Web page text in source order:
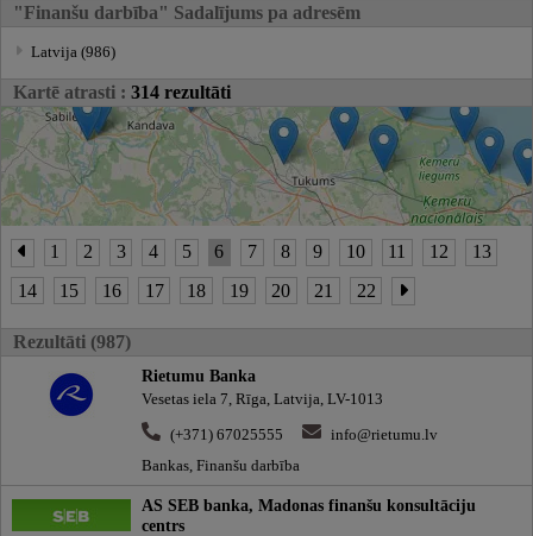
"Finanšu darbība" Sadalījums pa adresēm
Latvija (986)
Kartē atrasti : 314 rezultāti
1 2 3 4 5 6 7 8 9 10 11 12
13
14
15 16 17 18 19 20 21 22
Rezultāti (987)
Rietumu Banka
Vesetas iela 7, Rīga, Latvija, LV-1013
(+371) 67025555
info@rietumu.lv
Bankas, Finanšu darbība
AS SEB banka, Madonas finanšu konsultāciju
centrs